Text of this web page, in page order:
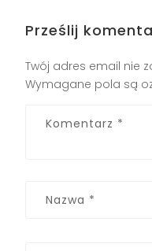
Prześlij
Twój adres email nie
Wymagane pola są